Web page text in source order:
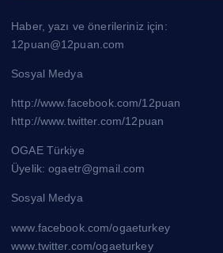
Haber, yazı ve önerileriniz için:
12puan@12puan.com
Sosyal Medya
http://www.facebook.com/12puan
http://www.twitter.com/12puan
OGAE Türkiye
Üyelik: ogaetr@gmail.com
Sosyal Medya
www.facebook.com/ogaeturkey
www.twitter.com/ogaeturkey